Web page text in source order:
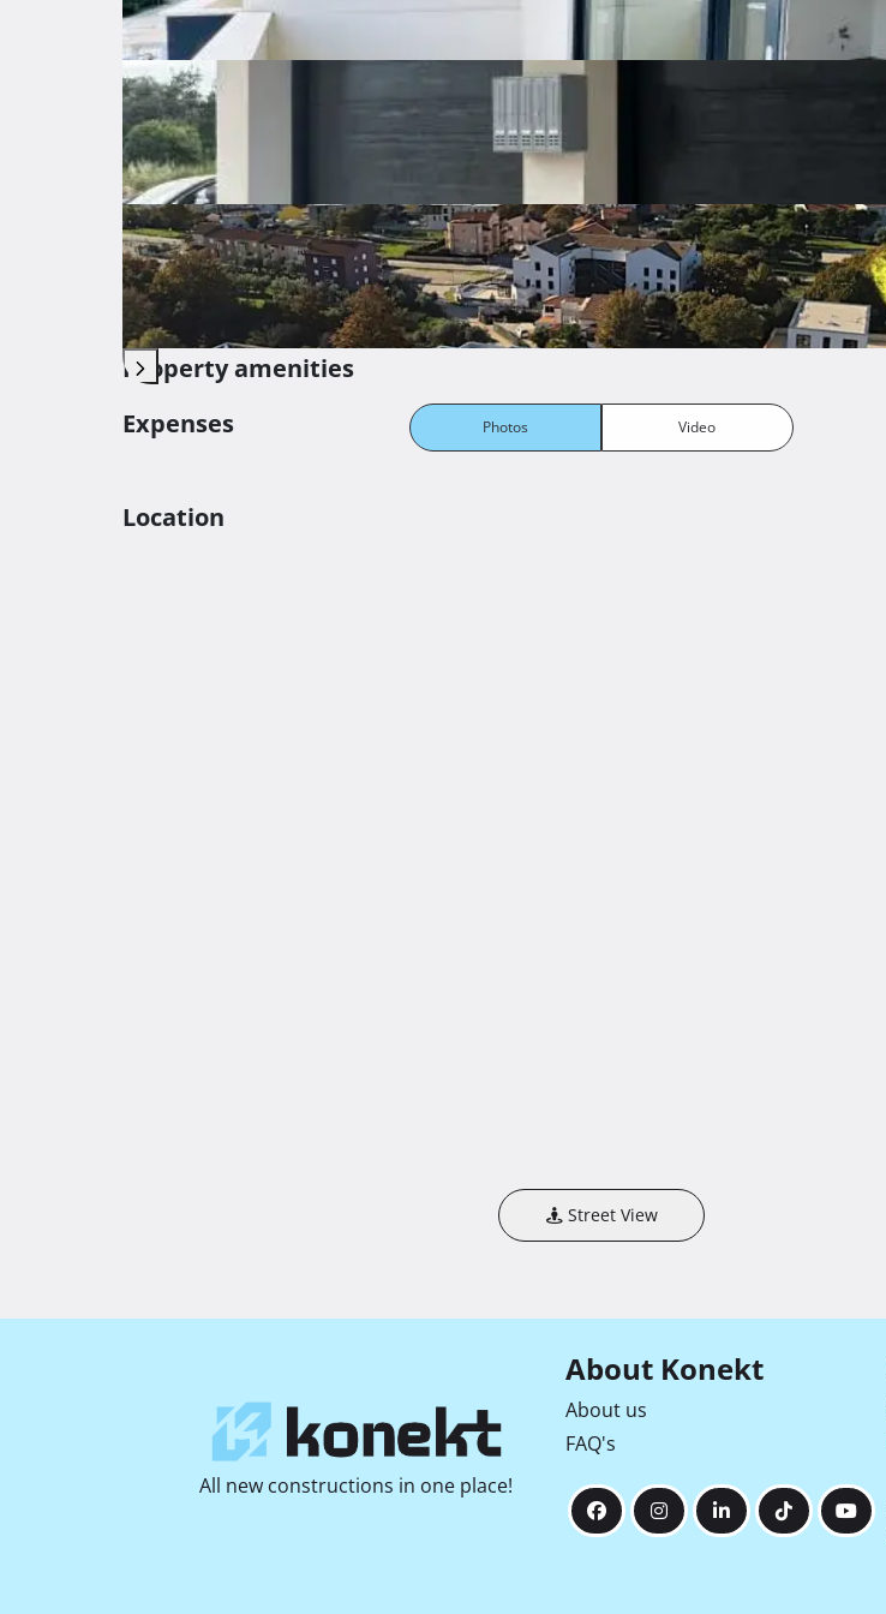
Photos Video
Orientation
Heating
Air condition
Parking Garage
Storage Innter staircase
Property amenities
Expenses
Location
Street View
All new constructions in one place!
About Konekt
About us
FAQ's